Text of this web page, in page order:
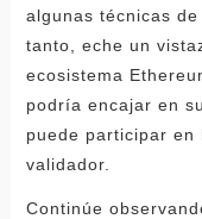
algunas técnicas
tanto, eche un
ecosistema
podría encajar en
puede participar en
validador.
Continúe